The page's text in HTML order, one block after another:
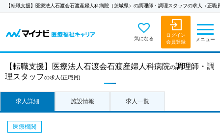
【転職支援】医療法人石渡会石渡産婦人科病院（茨城県）の調理師・調理スタッフの求人（正職
気になる
ログイン
会員登録
メニュー
【転職支援】 医療法人石渡会石渡産婦人科病院の調理師・調
理スタッフの求人 (正職員)
求人詳細 施設情報 求人一覧
医療機関